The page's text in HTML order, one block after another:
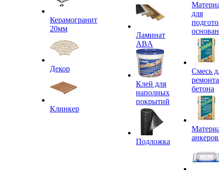
Керамогранит
20мм
Декор
Клинкер
Ламинат
ABA
Клей для
наполных
покрытий
Подложка
для
Смесь
ремонта
бетона